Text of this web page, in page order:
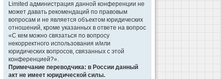
Limited администрация данной конференции не
может давать рекомендаций по правовым
вопросам и не является объектом юридических
отношений, кроме указанных в ответе на вопрос
«С кем можно связаться по вопросу
некорректного использования и/или
юридических вопросов, связанных с этой
конференцией?».
Примечание переводчика: в России данный
акт не имеет юридической силы.